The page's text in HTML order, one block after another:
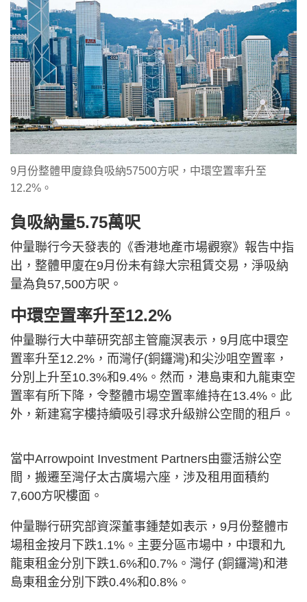
9月份整體甲廈錄負吸納57500方呎，中環空置率升至
12.2%。
負吸納量5.75萬呎
仲量聯行今天發表的《香港地產市場觀察》報告中指
出，整體甲廈在9月份未有錄大宗租賃交易，淨吸納
量為負57,500方呎。
中環空置率升至12.2%
仲量聯行大中華研究部主管龐溟表示，9月底中環空
置率升至12.2%，而灣仔(銅鑼灣)和尖沙咀空置率，
分別上升至10.3%和9.4%。然而，港島東和九龍東空
置率有所下降，令整體市場空置率維持在13.4%。此
外，新建寫字樓持續吸引尋求升級辦公空間的租戶。
當中Arrowpoint Investment Partners由靈活辦公空
間，搬遷至灣仔太古廣場六座，涉及租用面積約
7,600方呎樓面。
仲量聯行研究部資深董事鍾楚如表示，9月份整體市
場租金按月下跌1.1%。主要分區市場中，中環和九
龍東租金分別下跌1.6%和0.7%。灣仔 (銅鑼灣)和港
島東租金分別下跌0.4%和0.8%。